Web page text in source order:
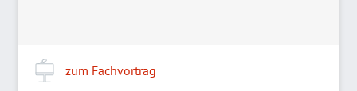
zum Fachvortrag